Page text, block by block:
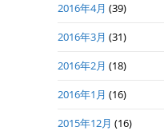
2016年4月 (39)
2016年3月 (31)
2016年2月 (18)
2016年1月 (16)
2015年12月 (16)